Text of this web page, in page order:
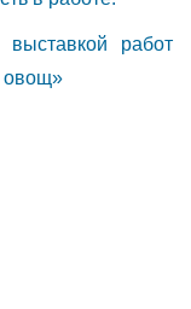
выставкой работ
овощ»